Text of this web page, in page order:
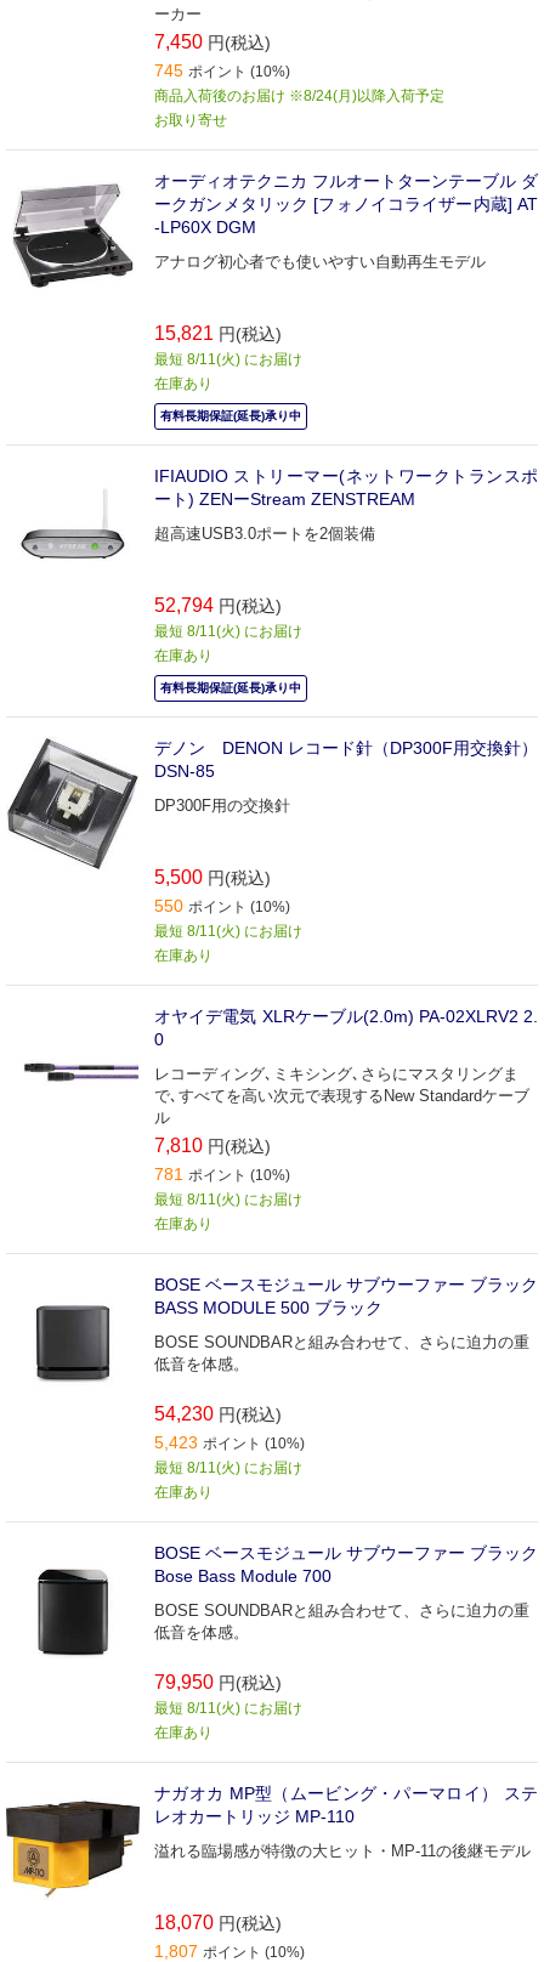
ーカー
7,450 円(税込)
745 ポイント (10%)
商品入荷後のお届け ※8/24(月)以降入荷予定
お取り寄せ
オーディオテクニカ フルオートターンテーブル ダ
ークガンメタリック [フォノイコライザー内蔵] AT
-LP60X DGM
アナログ初心者でも使いやすい自動再生モデル
15,821 円(税込)
最短 8/11(火) にお届け
在庫あり
有料長期保証(延長)承り中
IFIAUDIO ストリーマー(ネットワークトランスポ
ート) ZENーStream ZENSTREAM
超高速USB3.0ポートを2個装備
52,794 円(税込)
最短 8/11(火) にお届け
在庫あり
有料長期保証(延長)承り中
デノン DENON レコード針（DP300F用交換針）
DSN-85
DP300F用の交換針
5,500 円(税込)
550 ポイント (10%)
最短 8/11(火) にお届け
在庫あり
オヤイデ電気 XLRケーブル(2.0m) PA-02XLRV2 2.
0
レコーディング､ミキシング､さらにマスタリングま
で､すべてを高い次元で表現するNew Standardケーブ
ル
7,810 円(税込)
781 ポイント (10%)
最短 8/11(火) にお届け
在庫あり
BOSE ベースモジュール サブウーファー ブラック
BASS MODULE 500 ブラック
BOSE SOUNDBARと組み合わせて、さらに迫力の重
低音を体感。
54,230 円(税込)
5,423 ポイント (10%)
最短 8/11(火) にお届け
在庫あり
BOSE ベースモジュール サブウーファー ブラック
Bose Bass Module 700
BOSE SOUNDBARと組み合わせて、さらに迫力の重
低音を体感。
79,950 円(税込)
最短 8/11(火) にお届け
在庫あり
ナガオカ MP型（ムービング・パーマロイ） ステ
レオカートリッジ MP-110
溢れる臨場感が特徴の大ヒット・MP-11の後継モデル
18,070 円(税込)
1,807 ポイント (10%)